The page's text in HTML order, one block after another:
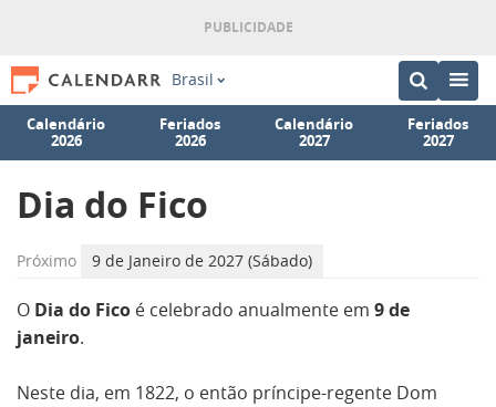
Brasil
Calendário
2026
Feriados
2026
Calendário
2027
Feriados
2027
Dia do Fico
Próximo 9 de Janeiro de 2027 (Sábado)
O Dia do Fico é celebrado anualmente em 9 de
janeiro.
Neste dia, em 1822, o então príncipe-regente Dom